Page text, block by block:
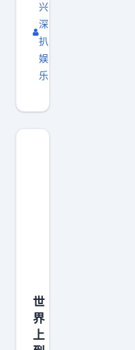
兴
深
扒
娱
乐
世
界
上